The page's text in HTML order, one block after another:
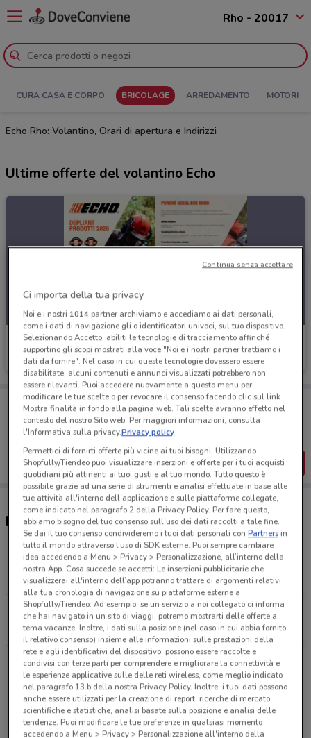
Rho - 20017
CURA CASA E CORPO BRICOLAGE ARREDAMENTO MOTORI
Echo Rho: Volantino, Orari di apertura e Indirizzi
Ultime offerte del volantino Echo
Echo
Scade il 31/12
Porta DoveConviene sempre con te!
Puoi trovare le migliori offerte dei negozi vicino a te,
salvarle e creare la tua lista del risparmio, comodamente
dal tuo cellulare.
SCARICA L’APP
Negozi Echo a Rho
VIA CARDINAL FERRARI, 4 Cisliano
10.1 km
Via Verri, 13 Trezzano Sul Naviglio
11.3 km
Via Giotto, 5 Saronno
11.7 km
VIA GIOTTO 5 Saronno
11.7 km
Ci importa della tua privacy
Noi e i nostri 1014partner archiviamo e accediamo ai dati personali,
come i dati di navigazione gli o identificatori univoci, sul tuo dispositivo.
Selezionando Accetto, abiliti le tecnologie di tracciamento affinché
supportino gli scopi mostrati alla voce "Noi e i nostri partner trattiamo i
dati da fornire". Nel caso in cui queste tecnologie dovessero essere
disabilitate, alcuni contenuti e annunci visualizzati potrebbero non
essere rilevanti. Puoi accedere nuovamente a questo menu per
modificare le tue scelte o per revocare il consenso facendo clic sul link
Mostra finalità in fondo alla pagina web. Tali scelte avranno effetto nel
contesto del nostro Sito web. Per maggiori informazioni, consulta
l'Informativa sulla privacy.Privacy policy
Permettici di fornirti offerte più vicine ai tuoi bisogni: Utilizzando
Shopfully/Tiendeo puoi visualizzare inserzioni e offerte per i tuoi acquisti
quotidiani più attinenti ai tuoi gusti e al tuo mondo. Tutto questo è
possibile grazie ad una serie di strumenti e analisi effettuate in base alle
tue attività all'interno dell'applicazione e sulle piattaforme collegate,
come indicato nel paragrafo 2 della Privacy Policy. Per fare questo,
abbiamo bisogno del tuo consenso sull'uso dei dati raccolti a tale fine.
Se dai il tuo consenso condivideremo i tuoi dati personali conPartnersin
tutto il mondo attraverso l’uso di SDK esterne. Puoi sempre cambiare
idea accedendo a Menu > Privacy > Personalizzazione, all’interno della
nostra App. Cosa succede se accetti: Le inserzioni pubblicitarie che
visualizzerai all'interno dell’app potranno trattare di argomenti relativi
alla tua cronologia di navigazione su piattaforme esterne a
Shopfully/Tiendeo. Ad esempio, se un servizio a noi collegato ci informa
che hai navigato in un sito di viaggi, potremo mostrarti delle offerte a
tema vacanze. Inoltre, i dati sulla posizione (nel caso in cui abbia fornito
il relativo consenso) insieme alle informazioni sulle prestazioni della
rete e agli identificativi del dispositivo, possono essere raccolte e
condivisi con terze parti per comprendere e migliorare la connettività e
le esperienze applicative sulle delle reti wireless, come meglio indicato
nel paragrafo 13.b della nostra Privacy Policy. Inoltre, i tuoi dati possono
anche essere utilizzati per la creazione di report, ricerche di mercato,
scientifiche e statistiche, analisi basate sulla posizione e analisi delle
tendenze. Puoi modificare le tue preferenze in qualsiasi momento
accedendo a Menu > Privacy > Personalizzazione all'interno della
Continua senza accettare